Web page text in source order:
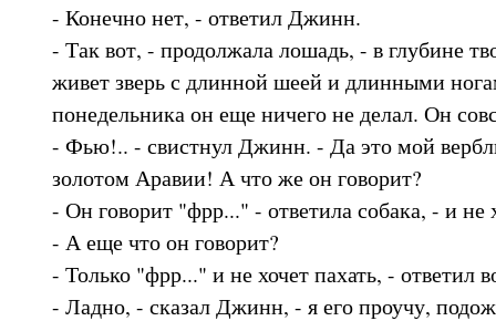
- Конечно нет, - ответил Джинн.
- Так вот, - продолжала лошадь, - в глубине
живет зверь с длинной шеей и длинными
понедельника он еще ничего не делал. Он
- Фью!.. - свистнул Джинн. - Да это мой
золотом Аравии! А что же он говорит?
- Он говорит "фрр..." - ответила собака, - и не
- А еще что он говорит?
- Только "фрр..." и не хочет пахать, - ответил
- Ладно, - сказал Джинн, - я его проучу,